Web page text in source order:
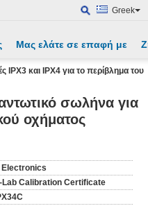
Greek
Μας ελάτε σε επαφή με
IPX3 και IPX4 για το περίβλημα του
σωλήνα για
οχήματος
Electronics
Lab Calibration Certificate